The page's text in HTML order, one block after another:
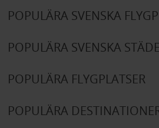
POPULÄRA SVENSKA
POPULÄRA SVENSKA
POPULÄRA FLYGPLATSER
POPULÄRA